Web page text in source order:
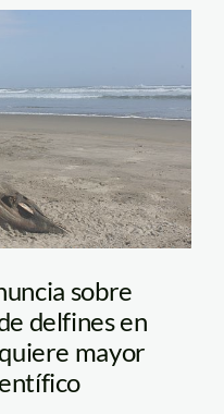
sobre
delfines en
mayor